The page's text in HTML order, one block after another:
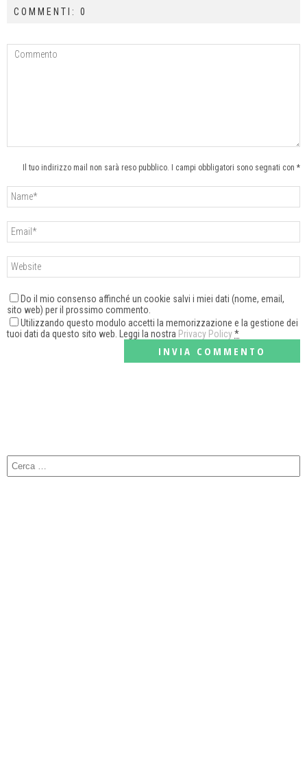
COMMENTI: 0
Il tuo indirizzo mail non sarà reso pubblico. I campi obbligatori sono segnati con *
Do il mio consenso affinché un cookie salvi i miei dati (nome, email,
sito web) per il prossimo commento.
Utilizzando questo modulo accetti la memorizzazione e la gestione dei
tuoi dati da questo sito web. Leggi la nostra Privacy Policy*